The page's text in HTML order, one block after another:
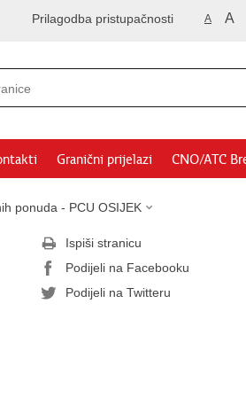
A A
Prilagodba pristupačnosti
Granični prijelazi CNO/ATC
ponuda - PCU OSIJEK
Ispiši stranicu
Podijeli na Facebooku
Podijeli na Twitteru